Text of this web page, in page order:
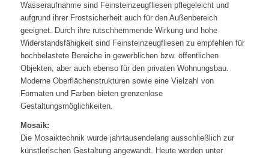
Wasseraufnahme sind Feinsteinzeugfliesen pflegeleicht und
aufgrund ihrer Frostsicherheit auch für den Außenbereich
geeignet. Durch ihre rutschhemmende Wirkung und hohe
Widerstandsfähigkeit sind Feinsteinzeugfliesen zu empfehlen für
hochbelastete Bereiche in gewerblichen bzw. öffentlichen
Objekten, aber auch ebenso für den privaten Wohnungsbau.
Moderne Oberflächenstrukturen sowie eine Vielzahl von
Formaten und Farben bieten grenzenlose
Gestaltungsmöglichkeiten.
Mosaik:
Die Mosaiktechnik wurde jahrtausendelang ausschließlich zur
künstlerischen Gestaltung angewandt. Heute werden unter